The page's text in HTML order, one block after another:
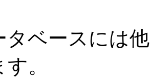
タベースには
。